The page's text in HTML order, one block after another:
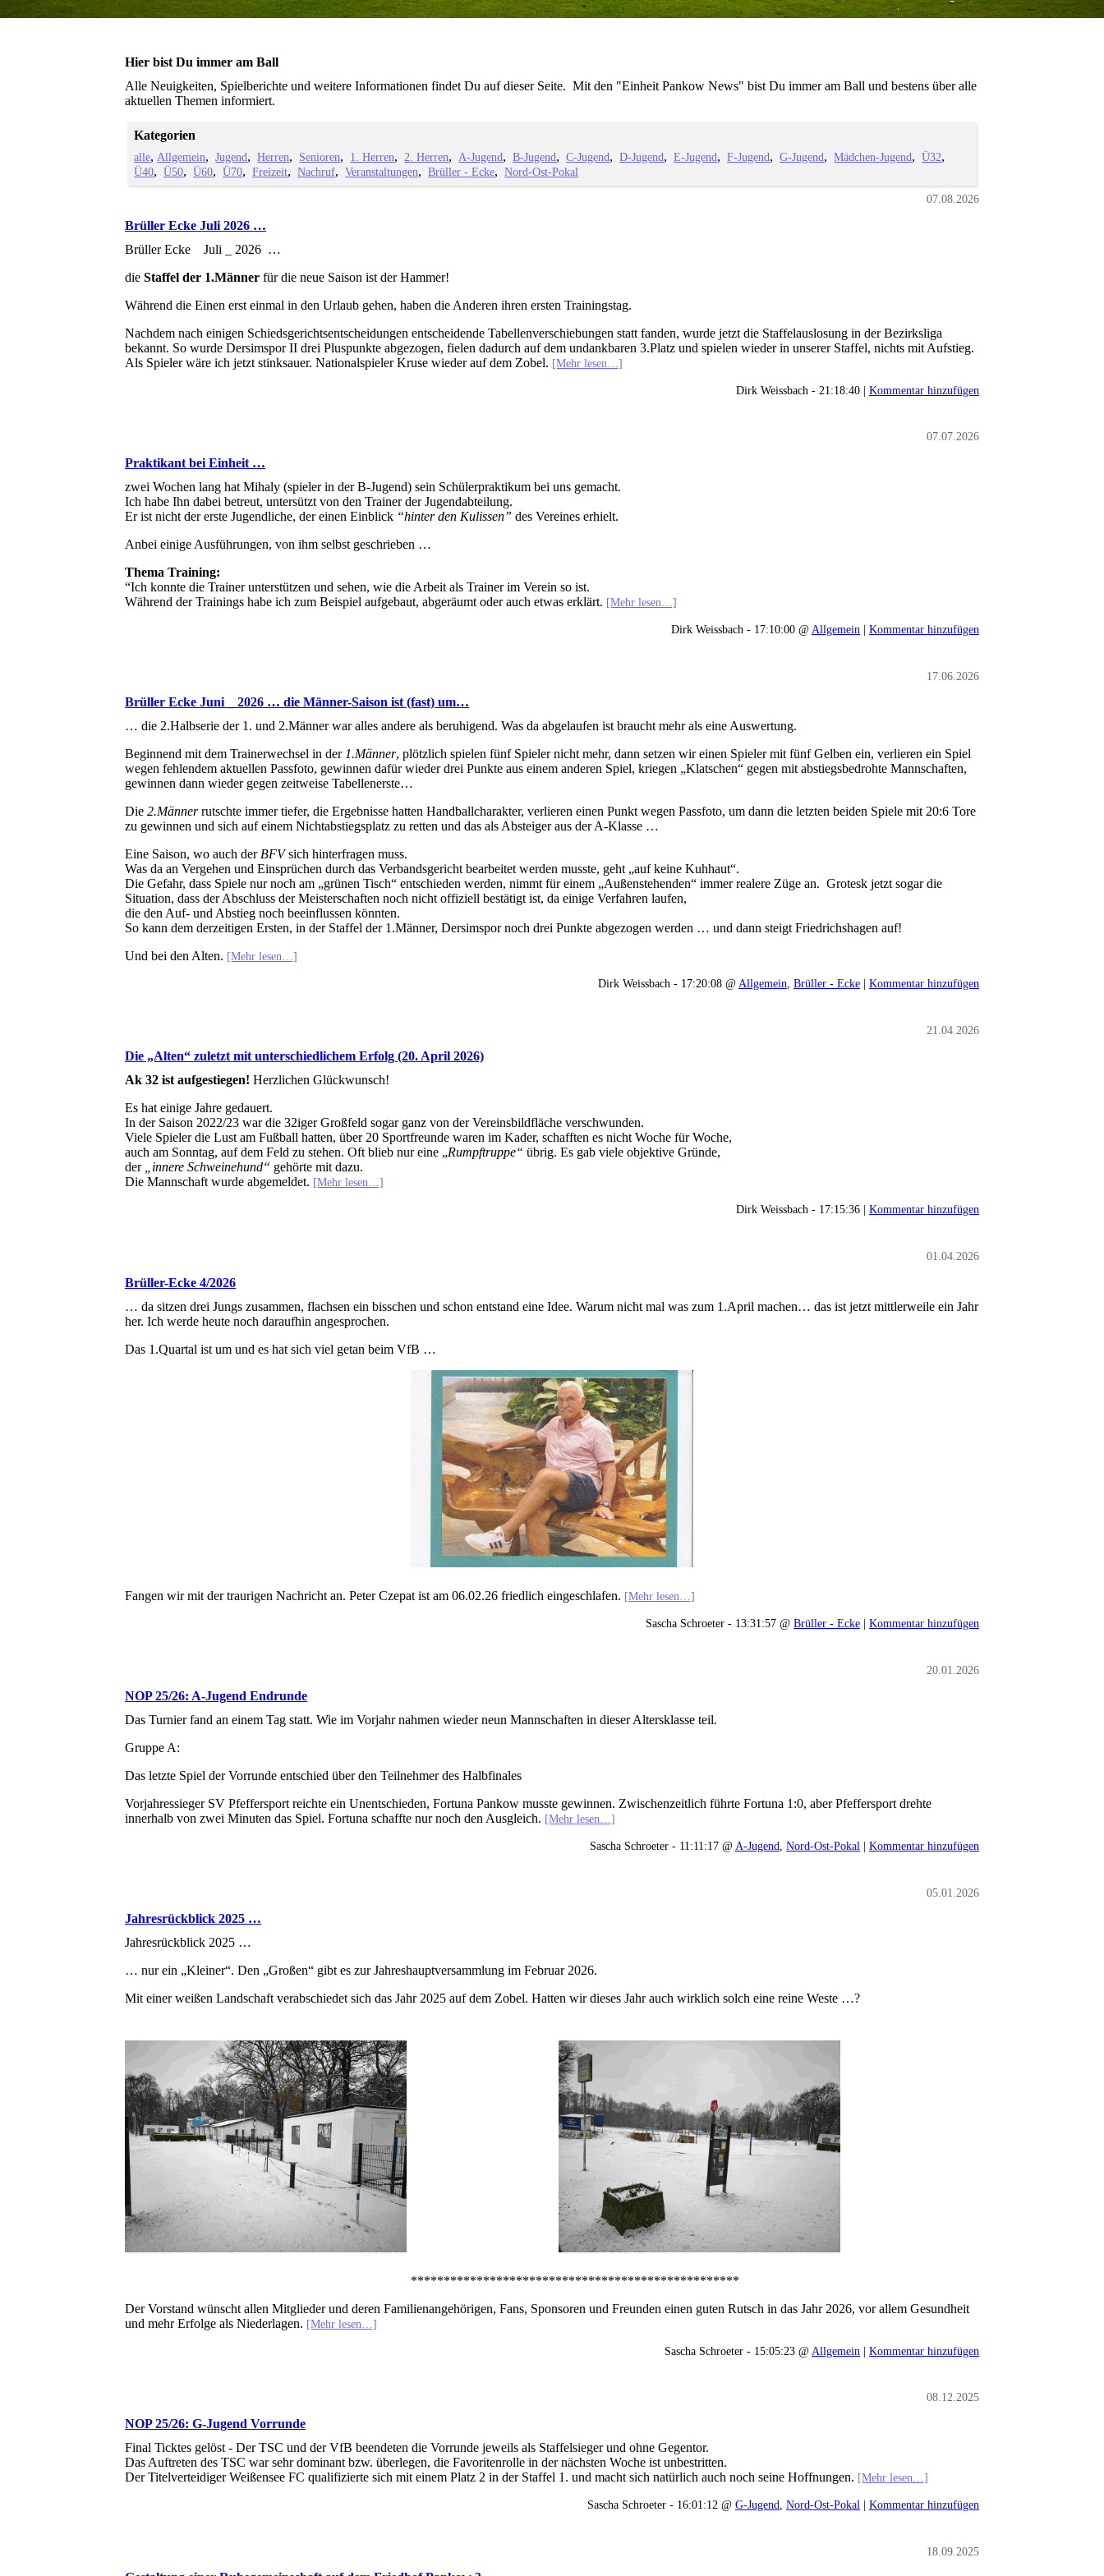
Hier bist Du immer am Ball
Alle Neuigkeiten, Spielberichte und weitere Informationen findet Du auf dieser Seite. Mit den "Einheit Pankow News" bist Du immer am Ball und bestens über alle
aktuellen Themen informiert.
Kategorien
alle Allgemein Jugend Herren Senioren 1. Herren 2. Herren A-Jugend B-Jugend C-Jugend D-Jugend E-Jugend F-Jugend G-Jugend Mädchen-Jugend
Ü32
Ü40
Ü50 Ü60 Ü70 Freizeit Nachruf Veranstaltungen Brüller - Ecke Nord-Ost-Pokal
07.08.2026
Brüller Ecke Juli 2026 …
Brüller Ecke Juli _ 2026 …
die Staffel der 1.Männer für die neue Saison ist der Hammer!
Während die Einen erst einmal in den Urlaub gehen, haben die Anderen ihren ersten Trainingstag.
Nachdem nach einigen Schiedsgerichtsentscheidungen entscheidende Tabellenverschiebungen statt fanden, wurde jetzt die Staffelauslosung in der Bezirksliga
bekannt. So wurde Dersimspor II drei Pluspunkte abgezogen, fielen dadurch auf dem undankbaren 3.Platz und spielen wieder in unserer Staffel, nichts mit Aufstieg.
Als Spieler wäre ich jetzt stinksauer. Nationalspieler Kruse wieder auf dem Zobel. [Mehr lesen…]
Dirk Weissbach - 21:18:40 | Kommentar hinzufügen
07.07.2026
Praktikant bei Einheit …
zwei Wochen lang hat Mihaly (spieler in der B-Jugend) sein Schülerpraktikum bei uns gemacht.
Ich habe Ihn dabei betreut, untersützt von den Trainer der Jugendabteilung.
Er ist nicht der erste Jugendliche, der einen Einblick “hinter den Kulissen” des Vereines erhielt.
Anbei einige Ausführungen, von ihm selbst geschrieben …
Thema Training:
“Ich konnte die Trainer unterstützen und sehen, wie die Arbeit als Trainer im Verein so ist.
Während der Trainings habe ich zum Beispiel aufgebaut, abgeräumt oder auch etwas erklärt. [Mehr lesen…]
Dirk Weissbach - 17:10:00 @ Allgemein | Kommentar hinzufügen
17.06.2026
Brüller Ecke Juni _ 2026 … die Männer-Saison ist (fast) um…
… die 2.Halbserie der 1. und 2.Männer war alles andere als beruhigend. Was da abgelaufen ist braucht mehr als eine Auswertung.
Beginnend mit dem Trainerwechsel in der 1.Männer, plötzlich spielen fünf Spieler nicht mehr, dann setzen wir einen Spieler mit fünf Gelben ein, verlieren ein Spiel
wegen fehlendem aktuellen Passfoto, gewinnen dafür wieder drei Punkte aus einem anderen Spiel, kriegen „Klatschen“ gegen mit abstiegsbedrohte Mannschaften,
gewinnen dann wieder gegen zeitweise Tabellenerste…
Die 2.Männerrutschte immer tiefer, die Ergebnisse hatten Handballcharakter, verlieren einen Punkt wegen Passfoto, um dann die letzten beiden Spiele mit 20:6 Tore
zu gewinnen und sich auf einem Nichtabstiegsplatz zu retten und das als Absteiger aus der A-Klasse …
Eine Saison, wo auch der BFVsich hinterfragen muss.
Was da an Vergehen und Einsprüchen durch das Verbandsgericht bearbeitet werden musste, geht „auf keine Kuhhaut“.
Die Gefahr, dass Spiele nur noch am „grünen Tisch“ entschieden werden, nimmt für einem „Außenstehenden“ immer realere Züge an. Grotesk jetzt sogar die
Situation, dass der Abschluss der Meisterschaften noch nicht offiziell bestätigt ist, da einige Verfahren laufen,
die den Auf- und Abstieg noch beeinflussen könnten.
So kann dem derzeitigen Ersten, in der Staffel der 1.Männer, Dersimspor noch drei Punkte abgezogen werden … und dann steigt Friedrichshagen auf!
Und bei den Alten. [Mehr lesen…]
Dirk Weissbach - 17:20:08 @Allgemein, Brüller - Ecke | Kommentar hinzufügen
21.04.2026
Die „Alten“ zuletzt mit unterschiedlichem Erfolg (20. April 2026)
Ak 32 ist aufgestiegen! Herzlichen Glückwunsch!
Es hat einige Jahre gedauert.
In der Saison 2022/23 war die 32iger Großfeld sogar ganz von der Vereinsbildfläche verschwunden.
Viele Spieler die Lust am Fußball hatten, über 20 Sportfreunde waren im Kader, schafften es nicht Woche für Woche,
auch am Sonntag, auf dem Feld zu stehen. Oft blieb nur eine „Rumpftruppe“ übrig. Es gab viele objektive Gründe,
der „innere Schweinehund“ gehörte mit dazu.
Die Mannschaft wurde abgemeldet. [Mehr lesen…]
Dirk Weissbach - 17:15:36 | Kommentar hinzufügen
01.04.2026
Brüller-Ecke 4/2026
… da sitzen drei Jungs zusammen, flachsen ein bisschen und schon entstand eine Idee. Warum nicht mal was zum 1.April machen… das ist jetzt mittlerweile ein Jahr
her. Ich werde heute noch daraufhin angesprochen.
Das 1.Quartal ist um und es hat sich viel getan beim VfB …
Fangen wir mit der traurigen Nachricht an. Peter Czepat ist am 06.02.26 friedlich eingeschlafen. [Mehr lesen…]
Sascha Schroeter - 13:31:57 @ Brüller - Ecke | Kommentar hinzufügen
20.01.2026
NOP 25/26: A-Jugend Endrunde
Das Turnier fand an einem Tag statt. Wie im Vorjahr nahmen wieder neun Mannschaften in dieser Altersklasse teil.
Gruppe A:
Das letzte Spiel der Vorrunde entschied über den Teilnehmer des Halbfinales
Vorjahressieger SV Pfeffersport reichte ein Unentschieden, Fortuna Pankow musste gewinnen. Zwischenzeitlich führte Fortuna 1:0, aber Pfeffersport drehte
innerhalb von zwei Minuten das Spiel. Fortuna schaffte nur noch den Ausgleich. [Mehr lesen…]
Sascha Schroeter - 11:11:17 @ A-Jugend Nord-Ost-Pokal | Kommentar hinzufügen
05.01.2026
Jahresrückblick 2025 …
Jahresrückblick 2025 …
… nur ein „Kleiner“. Den „Großen“ gibt es zur Jahreshauptversammlung im Februar 2026.
Mit einer weißen Landschaft verabschiedet sich das Jahr 2025 auf dem Zobel. Hatten wir dieses Jahr auch wirklich solch eine reine Weste …?
**************************************************
Der Vorstand wünscht allen Mitglieder und deren Familienangehörigen, Fans, Sponsoren und Freunden einen guten Rutsch in das Jahr 2026, vor allem Gesundheit
und mehr Erfolge als Niederlagen. [Mehr lesen…]
Sascha Schroeter - 15:05:23 @ Allgemein | Kommentar hinzufügen
08.12.2025
NOP 25/26: G-Jugend Vorrunde
Final Ticktes gelöst - Der TSC und der VfB beendeten die Vorrunde jeweils als Staffelsieger und ohne Gegentor.
Das Auftreten des TSC war sehr dominant bzw. überlegen, die Favoritenrolle in der nächsten Woche ist unbestritten.
Der Titelverteidiger Weißensee FC qualifizierte sich mit einem Platz 2 in der Staffel 1. und macht sich natürlich auch noch seine Hoffnungen. [Mehr lesen…]
Sascha Schroeter - 16:01:12 @ G-Jugend Nord-Ost-Pokal | Kommentar hinzufügen
18.09.2025